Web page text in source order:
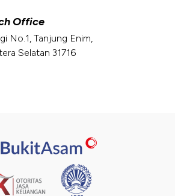
Office
No.1, Tanjung Enim,
Selatan 31716